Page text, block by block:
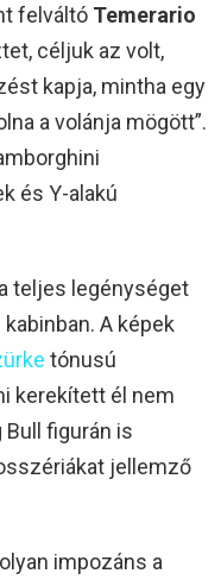
felváltó Temerario
céljuk az volt,
kapja, mintha egy
a volánja mögött”.
és Y-alakú
teljes legénységet
A képek
tónusú
kerekített él nem
Bull figurán is
jellemző
impozáns a